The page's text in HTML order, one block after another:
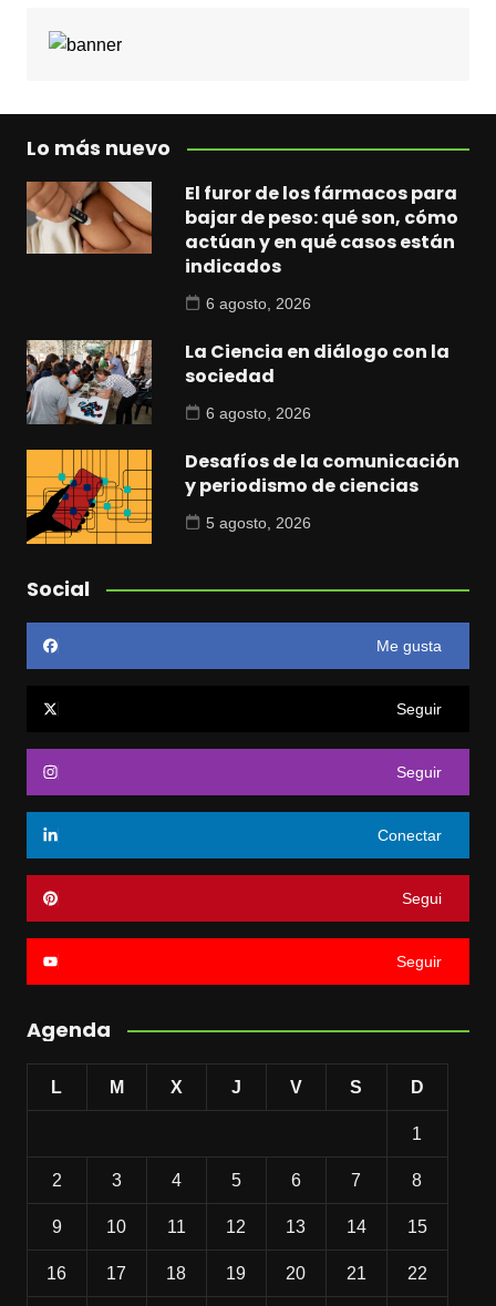
Lo más nuevo
El furor de los fármacos para
bajar de peso: qué son, cómo
actúan y en qué casos están
indicados
6 agosto, 2026
La Ciencia en diálogo con la
sociedad
6 agosto, 2026
Desafíos de la comunicación
y periodismo de ciencias
5 agosto, 2026
Social
Me gusta
Seguir
Seguir
Conectar
Segui
Seguir
Agenda
L M X J V S D
1
2 3 4 5 6 7 8
9 10 11 12 13 14 15
16 17 18 19 20 21 22